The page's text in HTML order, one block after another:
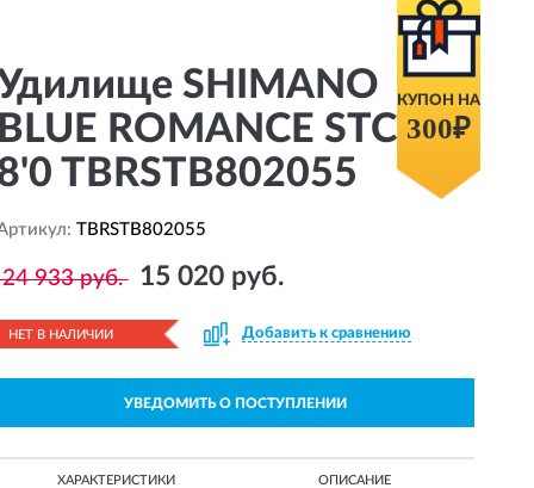
КУПОН НА
300₽
SHIMANO
ROMANCE STC STI
TBRSTB802055
TBRSTB802055
933 руб. 15 020 руб.
НЕТ В НАЛИЧИИ Добавить к сравнению
УВЕДОМИТЬ О ПОСТУПЛЕНИИ
ХАРАКТЕРИСТИКИ ОПИСАНИЕ